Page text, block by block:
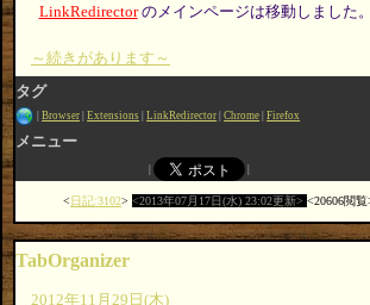
LinkRedirectorのメインページは移動しました。
～続きがあります～
タグ
Browser Extensions LinkRedirector Chrome Firefox
メニュー
日記:3102 2013年07月17日(水) 23:02更新 20606閲覧
TabOrganizer
2012年11月29日(木)